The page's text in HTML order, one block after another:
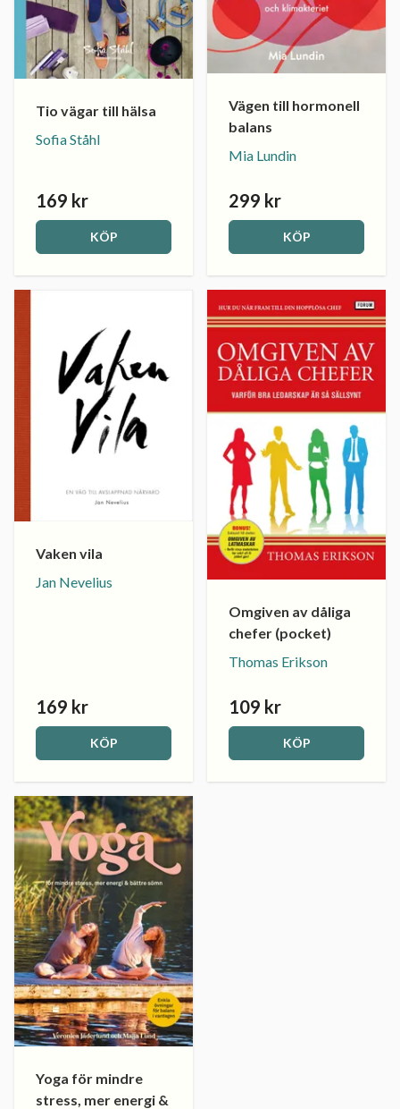
Tio vägar till hälsa
Sofia Ståhl
169 kr
KÖP
Vägen till hormonell
balans
Mia Lundin
299 kr
KÖP
Vaken vila
Jan Nevelius
169 kr
KÖP
Omgiven av dåliga
chefer (pocket)
Thomas Erikson
109 kr
KÖP
Yoga för mindre
stress, mer energi &